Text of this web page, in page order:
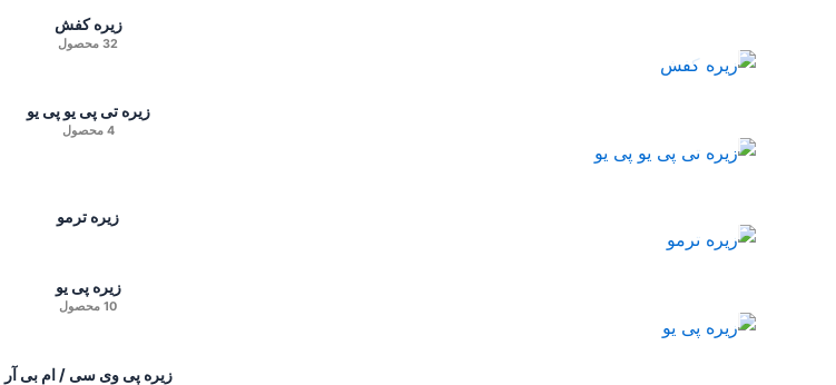
زیره کفش
32 محصول
زیره تی پی یو پی یو
4 محصول
زیره ترمو
زیره پی یو
10 محصول
زیره پی وی سی / ام بی آر